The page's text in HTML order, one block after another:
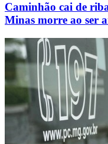
Caminhão cai de
Minas morre ao ser